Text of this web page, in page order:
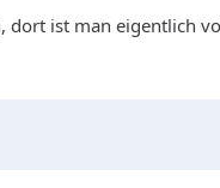
dort ist man